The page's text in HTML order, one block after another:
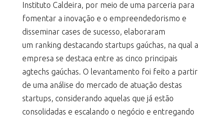
Instituto Caldeira, por meio de uma parceria para
fomentar a inovação e o empreendedorismo e
disseminar cases de sucesso, elaboraram
um ranking destacando startups gaúchas, na qual a
empresa se destaca entre as cinco principais
agtechs gaúchas. O levantamento foi feito a partir
de uma análise do mercado de atuação destas
startups, considerando aquelas que já estão
consolidadas e escalando o negócio e entregando